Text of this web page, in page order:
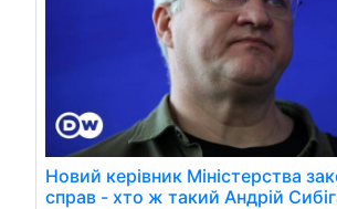
Новий керівник Міністерства
справ - хто ж такий Андрій